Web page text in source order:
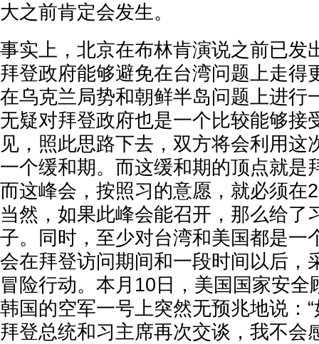
大之前肯定会发生。
事实上，北京在布林肯演说之前已发
拜登政府能够避免在台湾问题上走得
在乌克兰局势和朝鲜半岛问题上进行
无疑对拜登政府也是一个比较能够接
见，照此思路下去，双方将会利用这
一个缓和期。而这缓和期的顶点就是
而这峰会，按照习的意愿，就必须在
当然，如果此峰会能召开，那么给了
子。同时，至少对台湾和美国都是一
会在拜登访问期间和一段时间以后，
冒险行动。本月10日，美国国家安全
韩国的空军一号上突然无预兆地说：
拜登总统和习主席再次交谈，我不会